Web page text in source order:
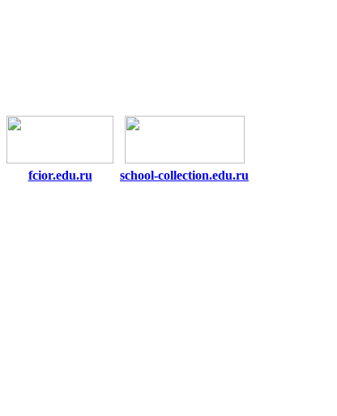
fcior.edu.ru school-collection.edu.ru